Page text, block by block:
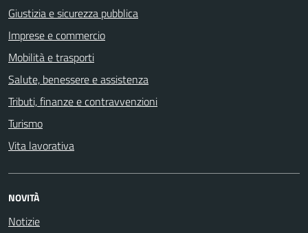
Giustizia e sicurezza pubblica
Imprese e commercio
Mobilità e trasporti
Salute, benessere e assistenza
Tributi, finanze e contravvenzioni
Turismo
Vita lavorativa
NOVITÀ
Notizie